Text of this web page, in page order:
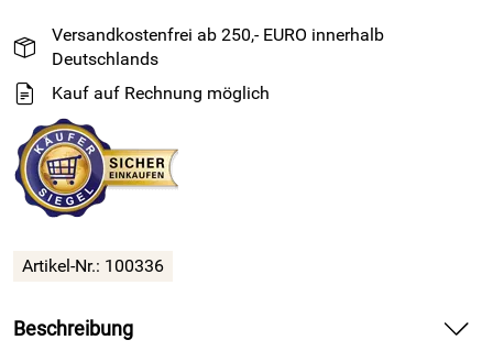
Versandkostenfrei ab 250,- EURO innerhalb
Deutschlands
Kauf auf Rechnung möglich
Artikel-Nr.: 100336
Beschreibung